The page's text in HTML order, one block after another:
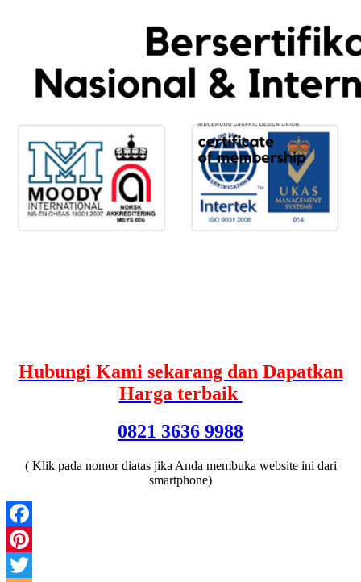
Hubungi Kami sekarang dan Dapatkan
Harga terbaik
0821 3636 9988
( Klik pada nomor diatas jika Anda membuka website ini dari
smartphone)
Facebook
Pinterest